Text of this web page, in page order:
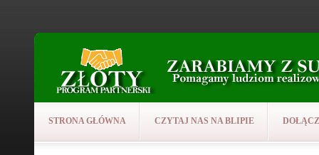
STRONA GŁÓWNA CZYTAJ NAS NA BLIPIE